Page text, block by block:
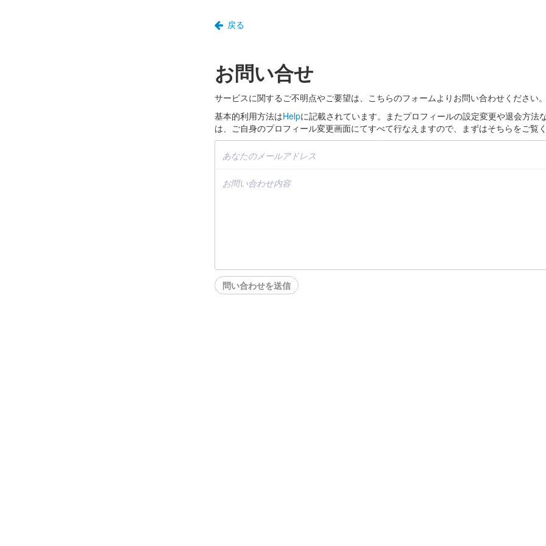
戻る
お問い合せ
サービスに関するご不明点やご要望は、こちらのフォームよりお問い合わせください。
基本的利用方法はHelpに記載されています。またプロフィールの設定変更や退会方法
は、ご自身のプロフィール変更画面にてすべて行なえますので、まずはそちらをご覧く